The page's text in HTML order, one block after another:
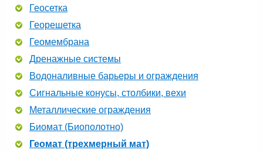
Геосетка
Георешетка
Геомембрана
Дренажные системы
Водоналивные барьеры и ограждения
Сигнальные конусы, столбики, вехи
Металлические ограждения
Биомат (Биополотно)
Геомат (трехмерный мат)